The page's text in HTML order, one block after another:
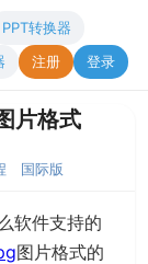
PPT转换器
注册 登录
片格式
国际版
软件支持的
图片格式的